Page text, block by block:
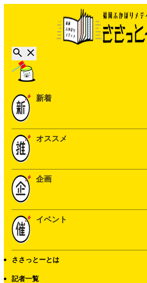
新着
オススメ
企画
イベント
ささっとーとは
記者一覧